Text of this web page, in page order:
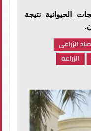
الحيوانية نتيجة
الزراعي
الزراعه